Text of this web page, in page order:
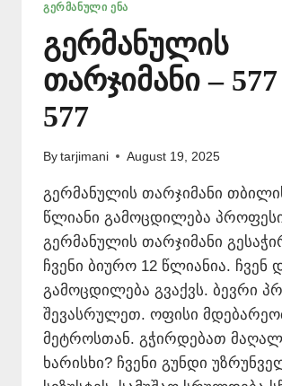
ᲒᲔᲠᲛᲐᲜᲣᲚᲘ ᲔᲜᲐ
გერმანულის
თარჯიმანი – 577
577
By tarjimani August 19, 2025
გერმანულის თარჯიმანი
წლიანი გამოცდილება
გერმანულის თარჯიმანი
ჩვენი ბიურო 12 წლიანია. ჩვენ
გამოცდილება გვაქვს. ბევრი
შევასრულეთ. ოფისი
მეტროსთან. გჭირდებათ
ხარისხი? ჩვენი გუნდი